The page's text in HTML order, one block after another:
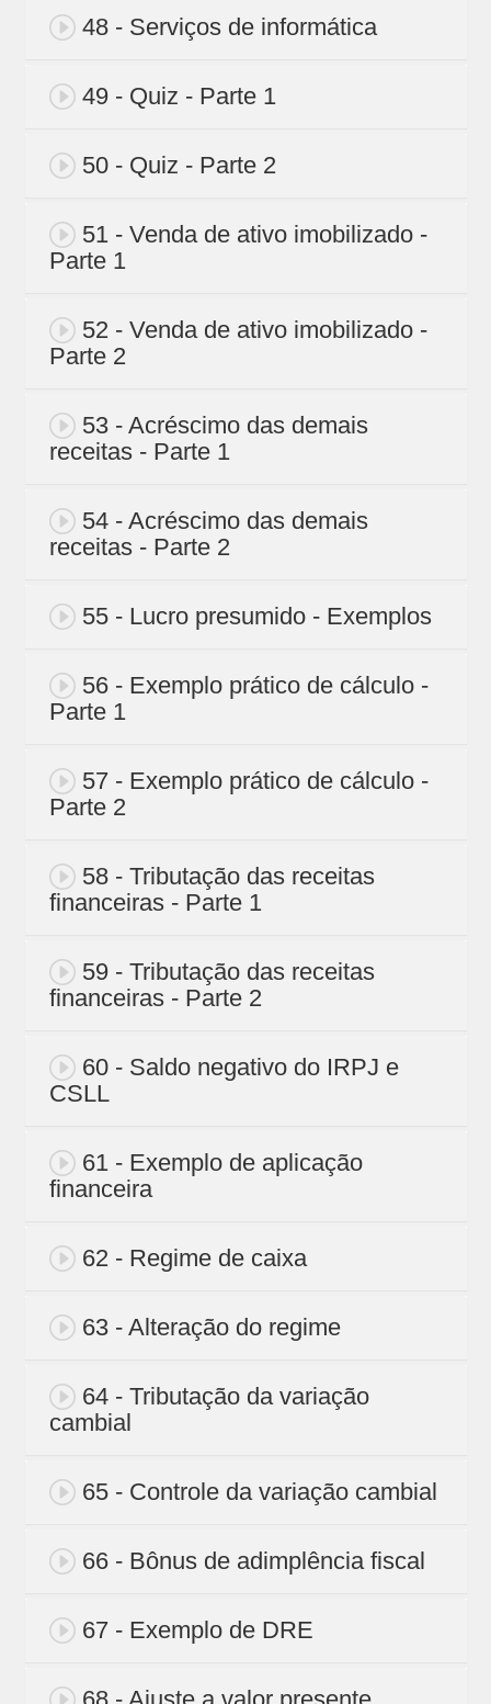
48 - Serviços de informática
49 - Quiz - Parte 1
50 - Quiz - Parte 2
51 - Venda de ativo imobilizado -
Parte 1
52 - Venda de ativo imobilizado -
Parte 2
53 - Acréscimo das demais
receitas - Parte 1
54 - Acréscimo das demais
receitas - Parte 2
55 - Lucro presumido - Exemplos
56 - Exemplo prático de cálculo -
Parte 1
57 - Exemplo prático de cálculo -
Parte 2
58 - Tributação das receitas
financeiras - Parte 1
59 - Tributação das receitas
financeiras - Parte 2
60 - Saldo negativo do IRPJ e
CSLL
61 - Exemplo de aplicação
financeira
62 - Regime de caixa
63 - Alteração do regime
64 - Tributação da variação
cambial
65 - Controle da variação cambial
66 - Bônus de adimplência fiscal
67 - Exemplo de DRE